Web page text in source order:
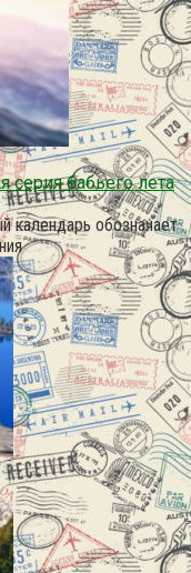
серия бабьего лета
календарь обозначает